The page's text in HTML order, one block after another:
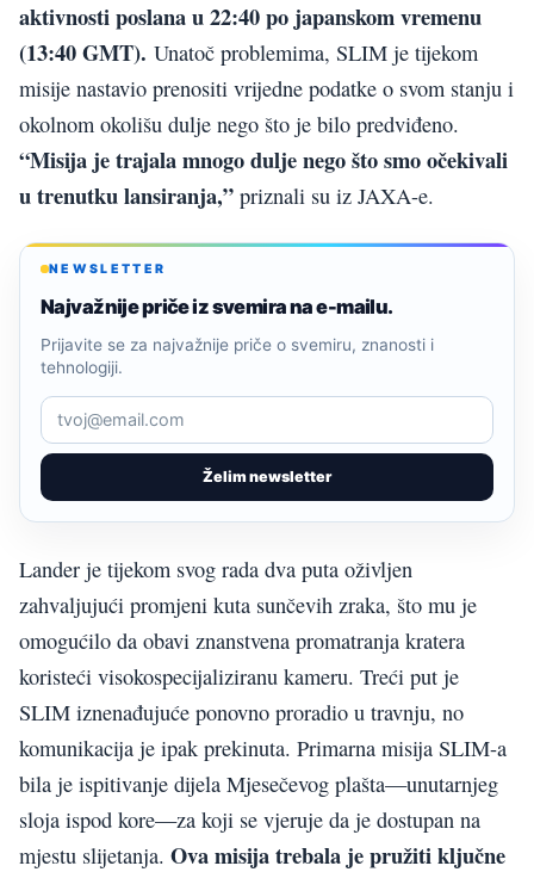
aktivnosti poslana u 22:40 po japanskom vremenu
(13:40 GMT). Unatoč problemima, SLIM je tijekom
misije nastavio prenositi vrijedne podatke o svom stanju i
okolnom okolišu dulje nego što je bilo predviđeno.
“Misija je trajala mnogo dulje nego što smo očekivali
u trenutku lansiranja,” priznali su iz JAXA-e.
NEWSLETTER
Najvažnije priče iz svemira na e-mailu.
Želim newsletter
Prijavite se za najvažnije priče o svemiru, znanosti i
tehnologiji.
Lander je tijekom svog rada dva puta oživljen
zahvaljujući promjeni kuta sunčevih zraka, što mu je
omogućilo da obavi znanstvena promatranja kratera
koristeći visokospecijaliziranu kameru. Treći put je
SLIM iznenađujuće ponovno proradio u travnju, no
komunikacija je ipak prekinuta. Primarna misija SLIM-a
bila je ispitivanje dijela Mjesečevog plašta—unutarnjeg
sloja ispod kore—za koji se vjeruje da je dostupan na
mjestu slijetanja. Ova misija trebala je pružiti ključne